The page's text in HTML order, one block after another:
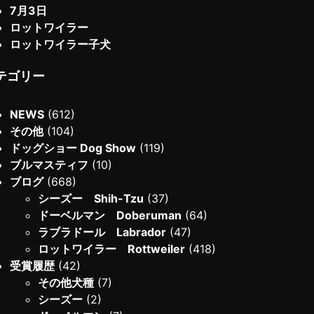
7月3日
ロットワイラー
ロットワイラー子犬
ゴリー
NEWS (612)
その他(104)
ドッグショー Dog Show (119)
ブルマスティフ (10)
ブログ(668)
シーズー Shih-Tzu (37)
ドーベルマン Doberuman (64)
ラブラドール Labrador (47)
ロットワイラー Rottweiler (418)
受賞履歴(42)
その他犬種 (7)
シーズー (2)